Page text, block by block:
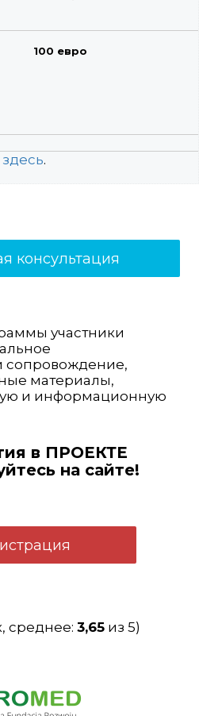
100 евро
здесь.
консультация
участники
сопровождение,
материалы,
и информационную
в ПРОЕКТЕ
на сайте!
среднее: 3,65 из 5)